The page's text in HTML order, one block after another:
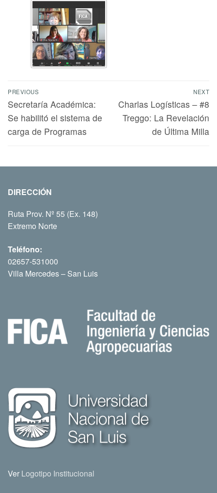
PREVIOUS
Secretaría Académica:
Se habilitó el sistema de
carga de Programas
NEXT
Charlas Logísticas – #8
Treggo: La Revelación
de Última Milla
DIRECCIÓN
Ruta Prov. Nº 55 (Ex. 148)
Extremo Norte
Teléfono:
02657-531000
Villa Mercedes – San Luis
Ver Logotipo Institucional